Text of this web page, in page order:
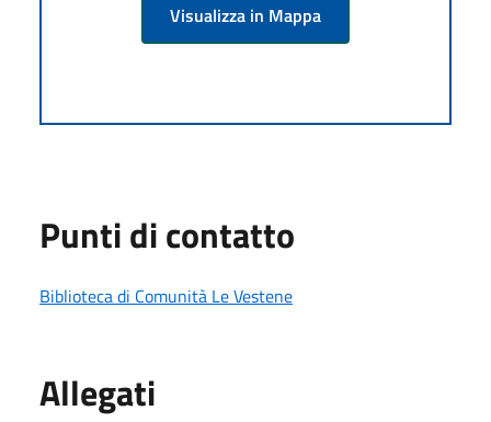
Visualizza in Mappa
Punti di contatto
Biblioteca di Comunità Le Vestene
Allegati